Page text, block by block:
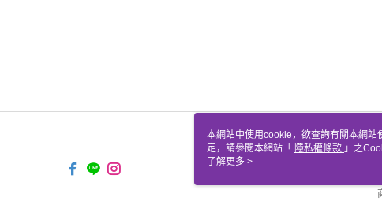
本網站中使用cookie，欲查詢有關本網
定，請參閱本網站「 隱私權條款 」之
cookie。
了解更多 >